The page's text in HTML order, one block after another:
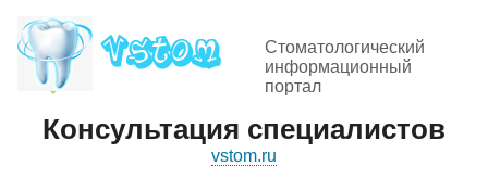
Стоматологический
информационный
портал
Консультация специалистов
vstom.ru